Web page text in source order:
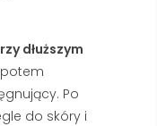
dłuższym
Po
do skóry i